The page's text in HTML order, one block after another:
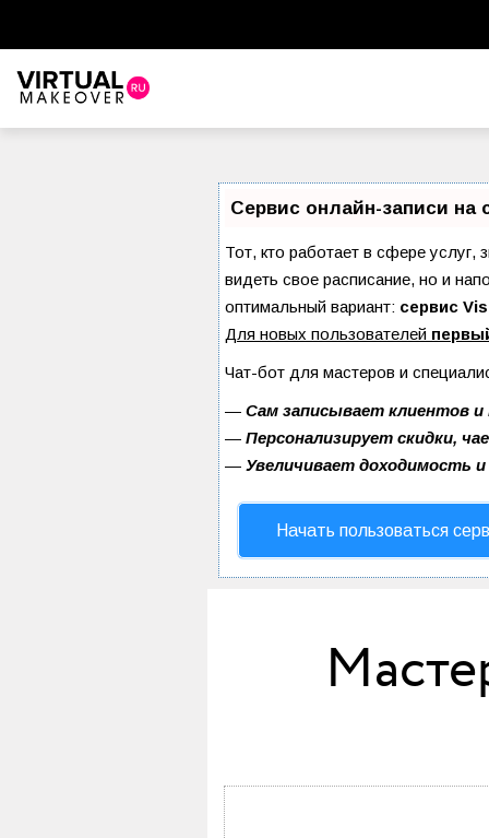
Сервис онлайн-записи на
Тот, кто работает в сфере услуг,
видеть свое расписание, но и
оптимальный вариант: сервис
Для новых пользователей
Чат-бот для мастеров и
— Сам записывает клиентов
— Персонализирует скидки,
— Увеличивает доходимость
Начать пользоваться